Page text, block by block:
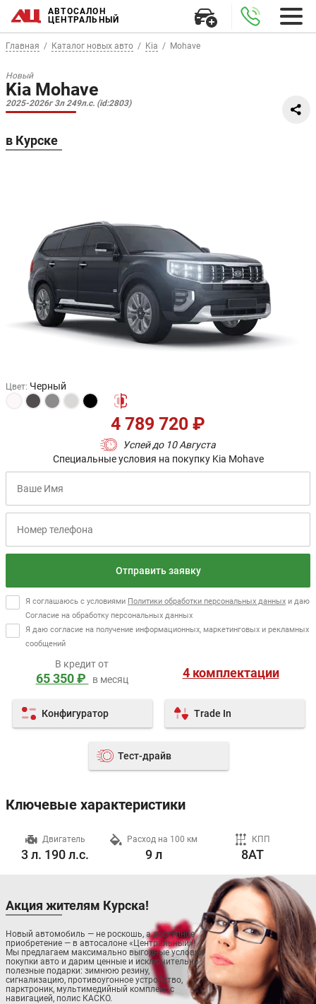
АВТОСАЛОН
ЦЕНТРАЛЬНЫЙ
Главная Каталог новых авто Kia Mohave
Новый
Kia Mohave
2025-2026г 3л 249л.с. (id:2803)
в Курске
Цвет: Черный
Успей до 10 Августа
4 789 720 ₽
Специальные условия на покупку Kia Mohave
Отправить заявку
Я соглашаюсь с условиями Политики обработки персональных данных и даю
Согласие на обработку персональных данных
Я даю согласие на получение информационных, маркетинговых и рекламных
сообщений
4 комплектации
Конфигуратор Trade In
Тест-драйв
В кредит от
65 350 ₽ в месяц
Ключевые характеристики
Двигатель
3 л. 190 л.с.
Расход на 100 км
9 л
КПП
8AT
Акция жителям Курска!
Новый автомобиль — не роскошь, а доступное
приобретение — в автосалоне «Центральный»!
Мы предлагаем максимально выгодные условия
покупки авто и дарим ценные и исключительно
полезные подарки: зимнюю резину,
сигнализацию, противоугонное устройство,
парктроник, мультимедийный комплекс с
навигацией, полис КАСКО.